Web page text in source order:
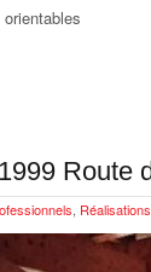
Route
, Réalisations